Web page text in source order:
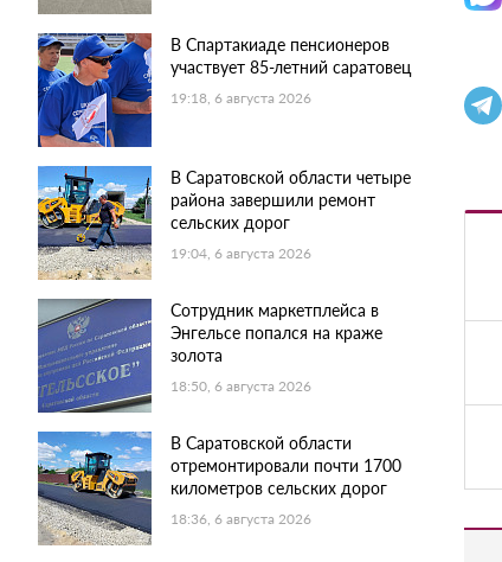
В Спартакиаде пенсионеров
участвует 85-летний саратовец
19:18, 6 августа 2026
В Саратовской области четыре
района завершили ремонт
сельских дорог
19:04, 6 августа 2026
Сотрудник маркетплейса в
Энгельсе попался на краже
золота
18:50, 6 августа 2026
В Саратовской области
отремонтировали почти 1700
километров сельских дорог
18:36, 6 августа 2026